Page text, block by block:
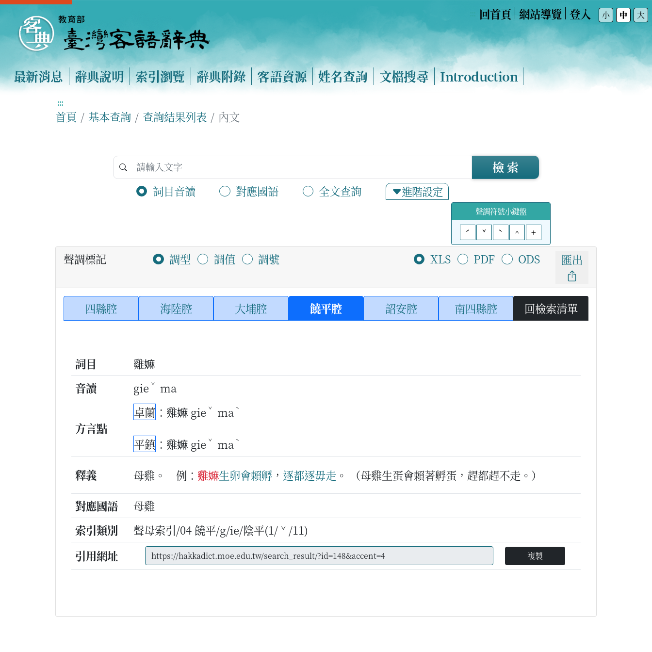
回首頁 網站導覽 登入 小 中 大
最新消息 辭典說明 索引瀏覽 辭典附錄 客語資源 姓名查詢 文檔搜尋 Introduction
:::
首頁 基本查詢 查詢結果列表 內文
詞目音讀 對應國語 全文查詢 進階設定
檢 索
聲調符號小鍵盤
ˊ
ˇ ˋ ^ +
聲調標記 調型 調值 調號 XLS PDF ODS 匯出
四縣腔 海陸腔 大埔腔 饒平腔 詔安腔 南四縣腔 回檢索清單
詞目
雞嫲
音讀
gie ˇ ma
方言點
卓蘭 ：雞嫲 gie ˇ ma ˋ
平鎮 ：雞嫲 gie ˇ ma ˋ
釋義 母雞。 例： 雞嫲生卵會賴孵 ， 逐都逐毋走 。
（母雞生蛋會賴著孵蛋，趕都趕不走。）
對應國語
母雞
索引類別
聲母索引/04 饒平/g/ie/陰平(1/ˇ/11)
引用網址
複製